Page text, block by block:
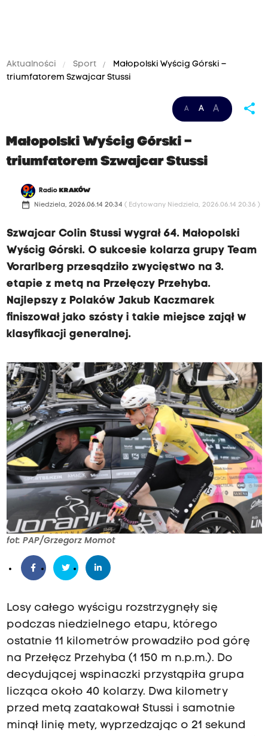
Aktualności Sport
Małopolski Wyścig Górski –
triumfatorem Szwajcar Stussi
A A A share
Małopolski Wyścig Górski –
triumfatorem Szwajcar Stussi
Radio KRAKÓW
date_range Niedziela, 2026.06.14 20:34 ( Edytowany Niedziela, 2026.06.14 20:36 )
Szwajcar Colin Stussi wygrał 64. Małopolski
Wyścig Górski. O sukcesie kolarza grupy Team
Vorarlberg przesądziło zwycięstwo na 3.
etapie z metą na Przełęczy Przehyba.
Najlepszy z Polaków Jakub Kaczmarek
finiszował jako szósty i takie miejsce zajął w
klasyfikacji generalnej.
fot: PAP/Grzegorz Momot
Losy całego wyścigu rozstrzygnęły się
podczas niedzielnego etapu, którego
ostatnie 11 kilometrów prowadziło pod górę
na Przełęcz Przehyba (1 150 m n.p.m.). Do
decydującej wspinaczki przystąpiła grupa
licząca około 40 kolarzy. Dwa kilometry
przed metą zaatakował Stussi i samotnie
minął linię mety, wyprzedzając o 21 sekund